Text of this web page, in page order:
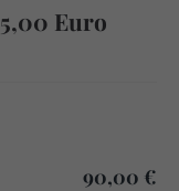
Euro
90,00 €